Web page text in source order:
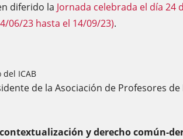
diferido la Jornada celebrada el día 24
06/23 hasta el 14/09/23).
del ICAB
de la Asociación de Profesores
y derecho común-